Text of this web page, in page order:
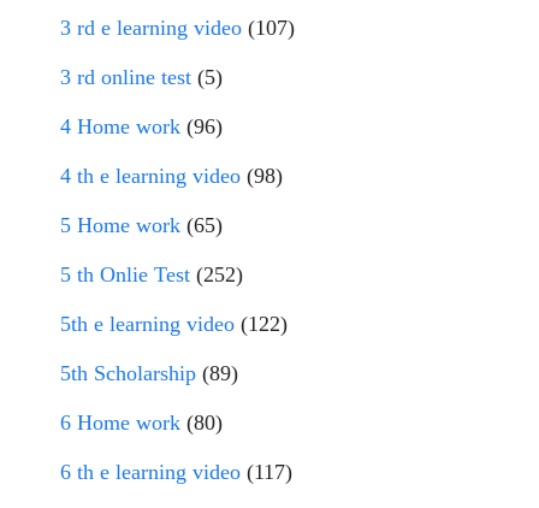
3 rd e learning video (107)
3 rd online test (5)
4 Home work (96)
4 th e learning video (98)
5 Home work (65)
5 th Onlie Test (252)
5th e learning video (122)
5th Scholarship (89)
6 Home work (80)
6 th e learning video (117)